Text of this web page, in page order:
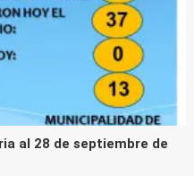
al 28 de septiembre de